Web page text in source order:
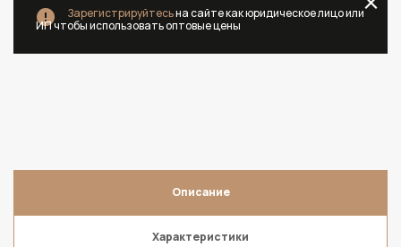
Зарегистрируйтесьна сайте как юридическое лицо или
ИП чтобы использовать оптовые цены
Описание
Характеристики